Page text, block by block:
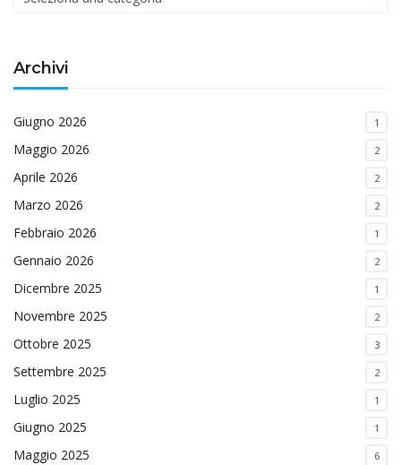
Archivi
Giugno 2026 1
Maggio 2026 2
Aprile 2026 2
Marzo 2026 2
Febbraio 2026 1
Gennaio 2026 2
Dicembre 2025 1
Novembre 2025 2
Ottobre 2025 3
Settembre 2025 2
Luglio 2025 1
Giugno 2025 1
Maggio 2025 6